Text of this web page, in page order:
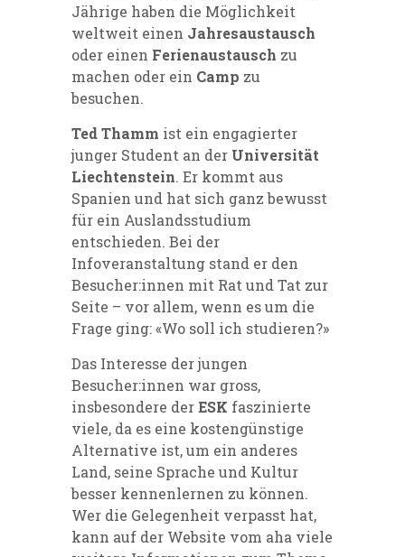
Jährige haben die Möglichkeit
weltweit einen Jahresaustausch
oder einen Ferienaustausch zu
machen oder ein Camp zu
besuchen.
Ted Thamm ist ein engagierter
junger Student an der Universität
Liechtenstein. Er kommt aus
Spanien und hat sich ganz bewusst
für ein Auslandsstudium
entschieden. Bei der
Infoveranstaltung stand er den
Besucher:innen mit Rat und Tat zur
Seite – vor allem, wenn es um die
Frage ging: «Wo soll ich studieren?»
Das Interesse der jungen
Besucher:innen war gross,
insbesondere derESK faszinierte
viele, da es eine kostengünstige
Alternative ist, um ein anderes
Land, seine Sprache und Kultur
besser kennenlernen zu können.
Wer die Gelegenheit verpasst hat,
kann auf der Website vom aha viele